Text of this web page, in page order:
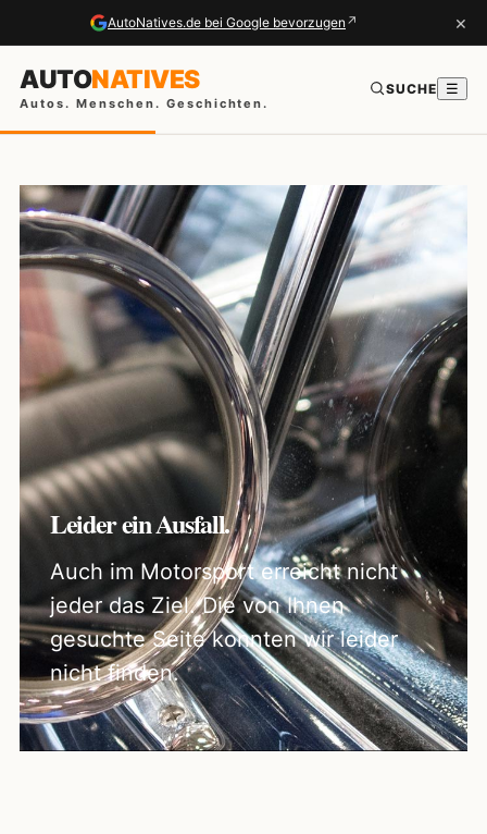
AutoNatives.de bei Google bevorzugen ↗ ×
AUTONATIVES
Autos. Menschen. Geschichten.
SUCHE ☰
Leider ein Ausfall.
Auch im Motorsport erreicht nicht
jeder das Ziel. Die von Ihnen
gesuchte Seite konnten wir leider
nicht finden.